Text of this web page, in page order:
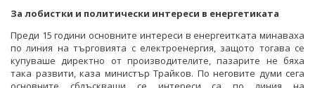
За лобистки и политически интереси в енергетиката
Преди 15 години основните интереси в енергеитката минаваха
по линия на търговията с електроенергия, защото тогава се
купуваше директно от производителите, пазарите не бяха
така развити, каза министър Трайков. По неговите думи сега